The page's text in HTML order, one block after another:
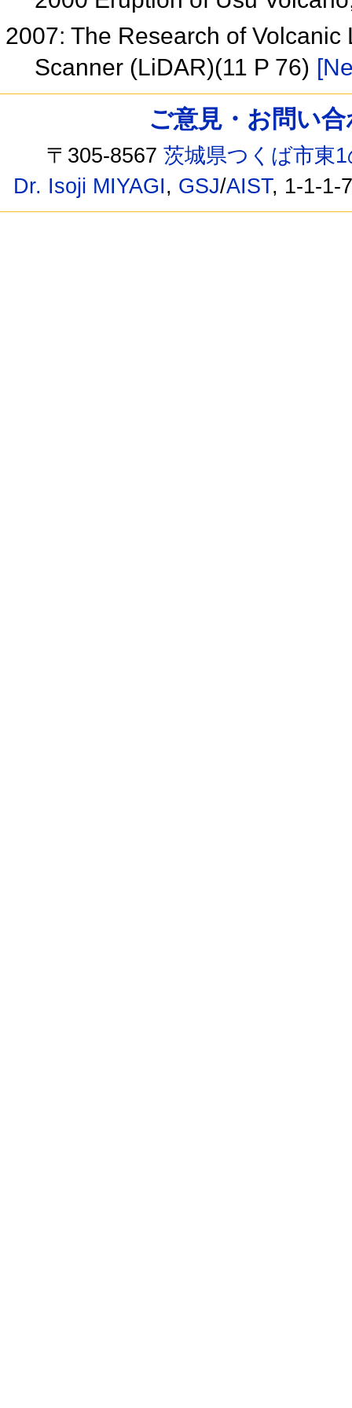
2007: The Research of
Scanner (LiDAR)(11 P 76)
ご意見・お問い
〒305-8567茨城県つくば市東
Dr. Isoji MIYAGI, GSJ/AIST, 1-1-1-